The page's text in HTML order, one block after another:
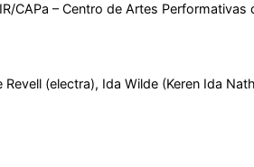
CAPa – Centro de Artes Performativas
(electra), Ida Wilde (Keren Ida